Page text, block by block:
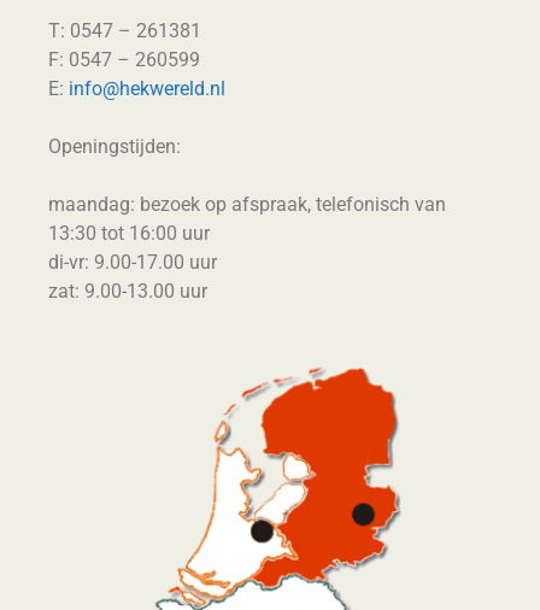
T: 0547 – 261381
F: 0547 – 260599
E: info@hekwereld.nl
Openingstijden:
maandag: bezoek op afspraak, telefonisch van
13:30 tot 16:00 uur
di-vr: 9.00-17.00 uur
zat: 9.00-13.00 uur